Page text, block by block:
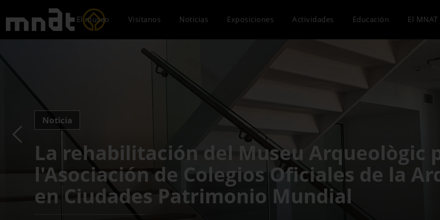
El museo Visítanos Noticias Exposiciones Actividades Educación El
Noticia
La rehabilitación del Museu Arqueològic
l'Asociación de Colegios Oficiales de la
en Ciudades Patrimonio Mundial